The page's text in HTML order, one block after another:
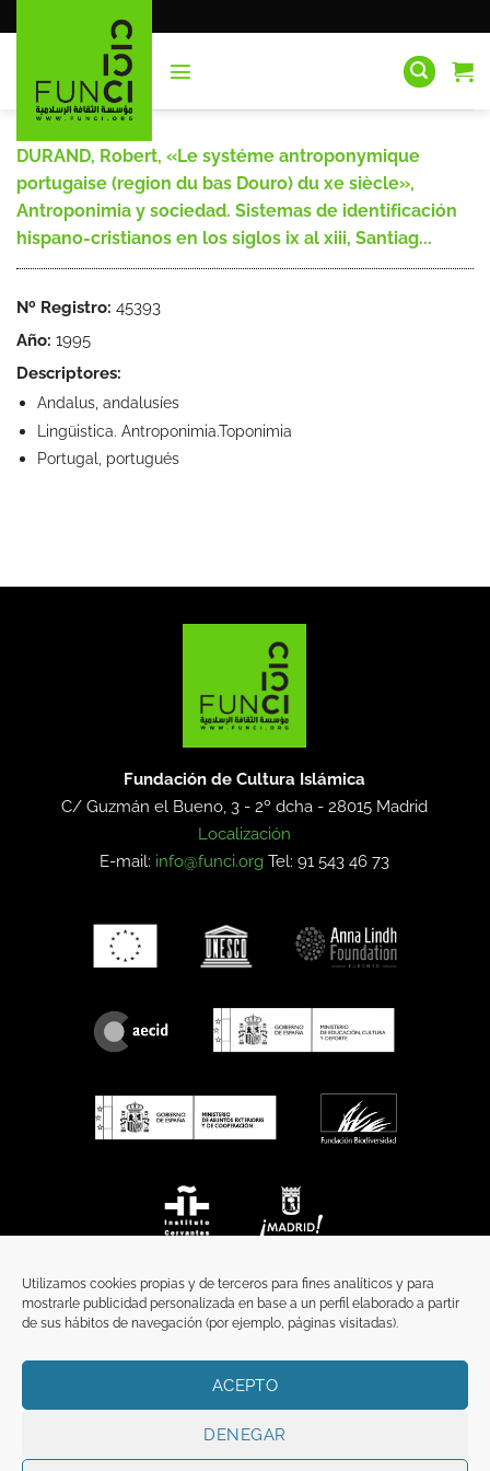
Utilizamos cookies propias y de terceros para fines analíticos y para
mostrarle publicidad personalizada en base a un perfil elaborado a partir
de sus hábitos de navegación (por ejemplo, páginas visitadas).
ACEPTO
DENEGAR
al
DURAND, Robert, «Le systéme antroponymique
portugaise (region du bas Douro) du xe siècle»,
Antroponimia y sociedad. Sistemas de identificación
hispano-cristianos en los siglos ix al xiii, Santiag...
Nº Registro: 45393
Año: 1995
Descriptores:
Andalus, andalusíes
Lingüistica. Antroponimia.Toponimia
Portugal, portugués
Fundación de Cultura Islámica
C/ Guzmán el Bueno, 3 - 2º dcha -28015 Madrid
Localización
E-mail: info@funci.org Tel: 91 543 46 73
TÉRMINOS Y CONDICIONES
Copyright 2026 ©FunciFUNCI es titular de los derechos de propiedad